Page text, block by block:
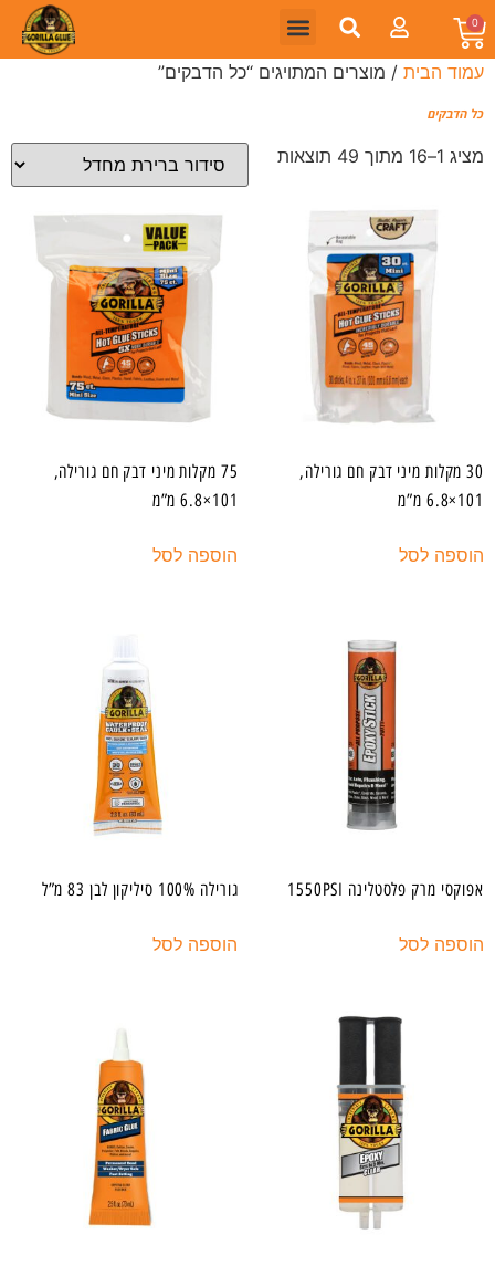
0
עמוד הבית / מוצרים המתויגים “כל הדבקים”
כל הדבקים
מציג 1–16 מתוך 49 תוצאות
30 מקלות מיני דבק חם גורילה,
101×6.8 מ”מ
הוספה לסל
75 מקלות מיני דבק חם גורילה,
101×6.8 מ”מ
הוספה לסל
אפוקסי מרק פלסטלינה 1550PSI
הוספה לסל
גורילה 100% סיליקון לבן 83 מ”ל
הוספה לסל